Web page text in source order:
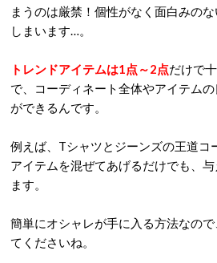
まうのは厳禁！個性がなく面白みの
しまいます…。
トレンドアイテムは1点～2点だけで
で、コーディネート全体やアイテム
ができるんです。
例えば、Tシャツとジーンズの王道コ
アイテムを混ぜてあげるだけでも、
ます。
簡単にオシャレが手に入る方法なの
てくださいね。